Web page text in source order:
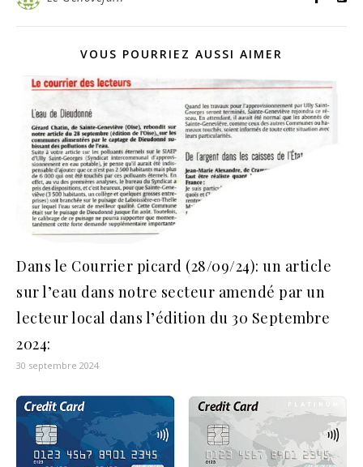
VOUS POURRIEZ AUSSI AIMER
Dans le Courrier picard (28/09/24): un article
sur l’eau dans notre secteur amendé par un
lecteur local dans l’édition du 30 Septembre
2024:
30 septembre 2024